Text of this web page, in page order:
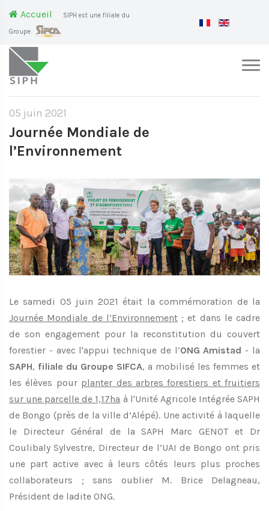
Accueil SIPH est une filiale du
Groupe
05 juin 2021
Journée Mondiale de
l’Environnement
Le samedi 05 juin 2021 était la commémoration de la
Journée Mondiale de l’Environnement; et dans le cadre
de son engagement pour la reconstitution du couvert
forestier - avec l'appui technique de l’ONG Amistad - la
SAPH, filiale du Groupe SIFCA, a mobilisé les femmes et
les élèves pour planter des arbres forestiers et fruitiers
sur une parcelle de 1,17ha à l'Unité Agricole Intégrée SAPH
de Bongo (près de la ville d’Alépé). Une activité à laquelle
le Directeur Général de la SAPH Marc GENOT et Dr
Coulibaly Sylvestre, Directeur de l’UAI de Bongo ont pris
une part active avec à leurs côtés leurs plus proches
collaborateurs ; sans oublier M. Brice Delagneau,
Président de ladite ONG.